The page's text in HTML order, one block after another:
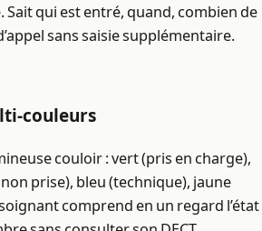
Sait qui est entré, quand, combien de
sans saisie supplémentaire.
couleurs
couloir : vert (pris en charge),
prise), bleu (technique), jaune
comprend en un regard l’état